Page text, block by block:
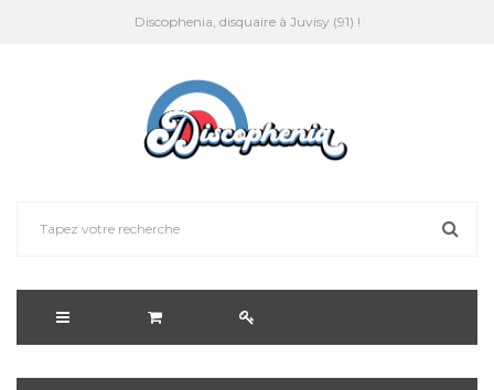
Discophenia, disquaire à Juvisy (91) !